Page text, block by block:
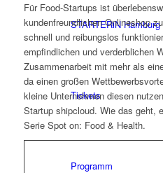
STARTERiN
Tickets
Programm
Für Food-Startups ist
kundenfreundlichen Onlineshop
schnell und reibungslos
empfindlichen und verderblichen
Zusammenarbeit mit mehr als
da einen großen
kleine Unternehmen diesen
Startup shipcloud. Wie das geht,
Serie Spot on: Food & Health.